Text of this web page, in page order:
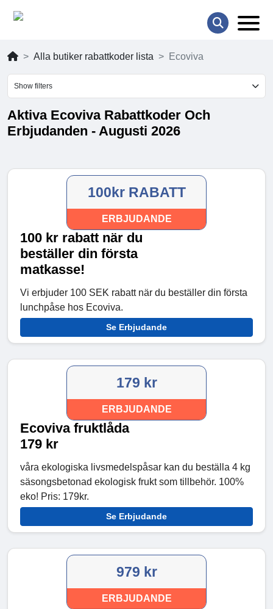
Alla butiker rabattkoder lista Ecoviva
Show filters
Aktiva Ecoviva Rabattkoder Och
Erbjudanden - Augusti 2026
100kr RABATT
ERBJUDANDE
100 kr rabatt när du
beställer din första
matkasse!
Vi erbjuder 100 SEK rabatt när du beställer din första
lunchpåse hos Ecoviva.
Se Erbjudande
179 kr
ERBJUDANDE
Ecoviva fruktlåda
179 kr
våra ekologiska livsmedelspåsar kan du beställa 4 kg
säsongsbetonad ekologisk frukt som tillbehör. 100%
eko! Pris: 179kr.
Se Erbjudande
979 kr
ERBJUDANDE